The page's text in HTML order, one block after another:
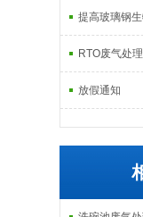
提高玻璃钢
RTO废气处
放假通知